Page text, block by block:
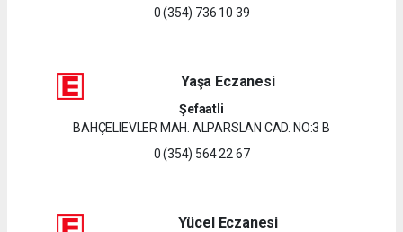
0 (354) 736 10 39
Yaşa Eczanesi
Şefaatli
BAHÇELIEVLER MAH. ALPARSLAN CAD. NO:3 B
0 (354) 564 22 67
Yücel Eczanesi